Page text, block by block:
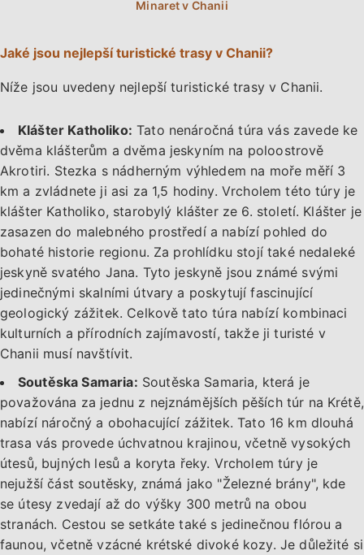
Jaké jsou nejlepší turistické trasy v Chanii?
Níže jsou uvedeny nejlepší turistické trasy v Chanii.
Klášter Katholiko: Tato nenáročná túra vás zavede ke
dvěma klášterům a dvěma jeskyním na poloostrově
Akrotiri. Stezka s nádherným výhledem na moře měří 3
km a zvládnete ji asi za 1,5 hodiny. Vrcholem této túry je
klášter Katholiko, starobylý klášter ze 6. století. Klášter je
zasazen do malebného prostředí a nabízí pohled do
bohaté historie regionu. Za prohlídku stojí také nedaleké
jeskyně svatého Jana. Tyto jeskyně jsou známé svými
jedinečnými skalními útvary a poskytují fascinující
geologický zážitek. Celkově tato túra nabízí kombinaci
kulturních a přírodních zajímavostí, takže ji turisté v
Chanii musí navštívit.
Soutěska Samaria: Soutěska Samaria, která je
považována za jednu z nejznámějších pěších túr na Krétě,
nabízí náročný a obohacující zážitek. Tato 16 km dlouhá
trasa vás provede úchvatnou krajinou, včetně vysokých
útesů, bujných lesů a koryta řeky. Vrcholem túry je
nejužší část soutěsky, známá jako "Železné brány", kde
se útesy zvedají až do výšky 300 metrů na obou
stranách. Cestou se setkáte také s jedinečnou flórou a
faunou, včetně vzácné krétské divoké kozy. Je důležité si